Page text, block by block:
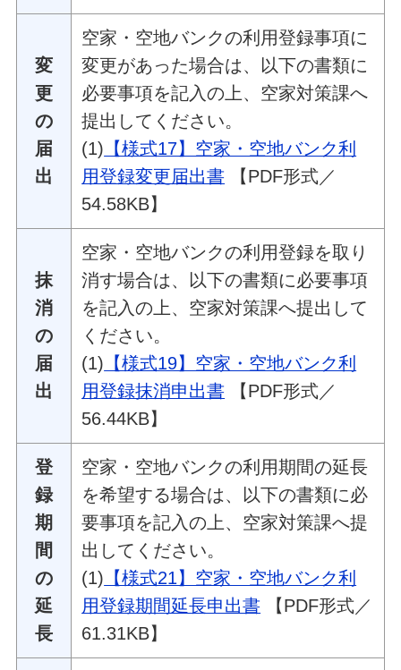
変
更
の
届
出
空家・空地バンクの利用登録事項に
変更があった場合は、以下の書類に
必要事項を記入の上、空家対策課へ
提出してください。
(1) 【様式17】空家・空地バンク利
用登録変更届出書 【PDF形式／
54.58KB】
抹
消
の
届
出
空家・空地バンクの利用登録を取り
消す場合は、以下の書類に必要事項
を記入の上、空家対策課へ提出して
ください。
(1) 【様式19】空家・空地バンク利
用登録抹消申出書 【PDF形式／
56.44KB】
登
録
期
間
の
延
長
空家・空地バンクの利用期間の延長
を希望する場合は、以下の書類に必
要事項を記入の上、空家対策課へ提
出してください。
(1) 【様式21】空家・空地バンク利
用登録期間延長申出書 【PDF形式／
61.31KB】